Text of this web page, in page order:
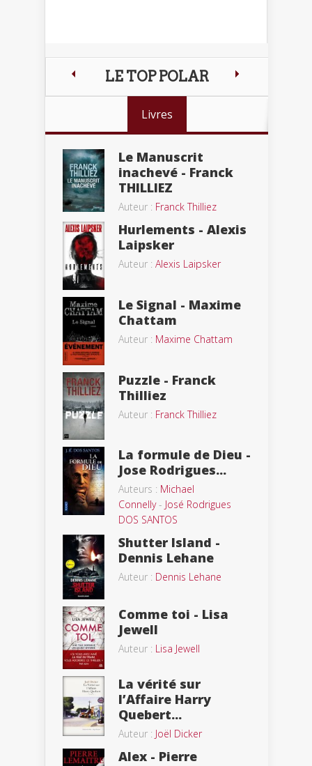
LE TOP POLAR
Livres
Le Manuscrit
inachevé - Franck
THILLIEZ
Auteur : Franck Thilliez
Hurlements - Alexis
Laipsker
Auteur : Alexis Laipsker
Le Signal - Maxime
Chattam
Auteur : Maxime Chattam
Puzzle - Franck
Thilliez
Auteur : Franck Thilliez
La formule de Dieu -
Jose Rodrigues...
Auteurs : Michael
Connelly- José Rodrigues
DOS SANTOS
Shutter Island -
Dennis Lehane
Auteur : Dennis Lehane
Comme toi - Lisa
Jewell
Auteur : Lisa Jewell
La vérité sur
l’Affaire Harry
Quebert...
Auteur : Joël Dicker
Alex - Pierre